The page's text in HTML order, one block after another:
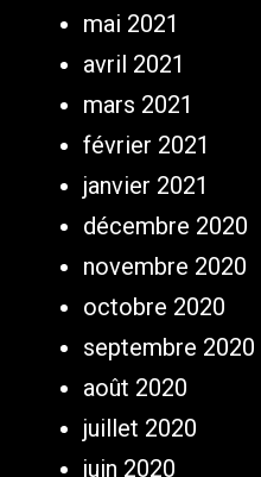
mai 2021
avril 2021
mars 2021
février 2021
janvier 2021
décembre 2020
novembre 2020
octobre 2020
septembre 2020
août 2020
juillet 2020
juin 2020